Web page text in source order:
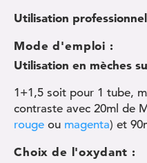
Utilisation
Mode d'emploi :
Utilisation en mèches
1+1,5 soit pour 1 tube,
contraste avec 20ml de
rouge ou magenta) et
Choix de l'oxydant :